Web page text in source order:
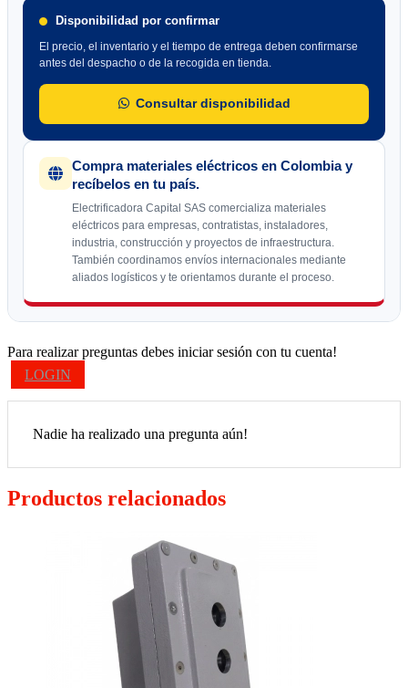
Disponibilidad por confirmar
El precio, el inventario y el tiempo de entrega deben confirmarse
antes del despacho o de la recogida en tienda.
Consultar disponibilidad
Compra materiales eléctricos en Colombia y
recíbelos en tu país.
Electrificadora Capital SAS comercializa materiales
eléctricos para empresas, contratistas, instaladores,
industria, construcción y proyectos de infraestructura.
También coordinamos envíos internacionales mediante
aliados logísticos y te orientamos durante el proceso.
Para realizar preguntas debes iniciar sesión con tu cuenta!
LOGIN
Nadie ha realizado una pregunta aún!
Productos relacionados